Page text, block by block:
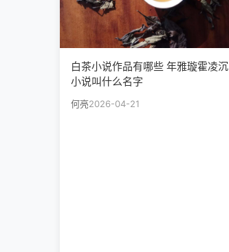
白茶小说作品有哪些 年雅璇霍凌沉
小说叫什么名字
何亮2026-04-21